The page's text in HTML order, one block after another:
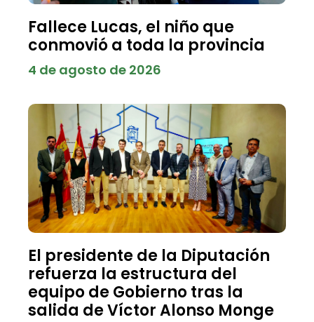
Fallece Lucas, el niño que
conmovió a toda la provincia
4 de agosto de 2026
El presidente de la Diputación
refuerza la estructura del
equipo de Gobierno tras la
salida de Víctor Alonso Monge